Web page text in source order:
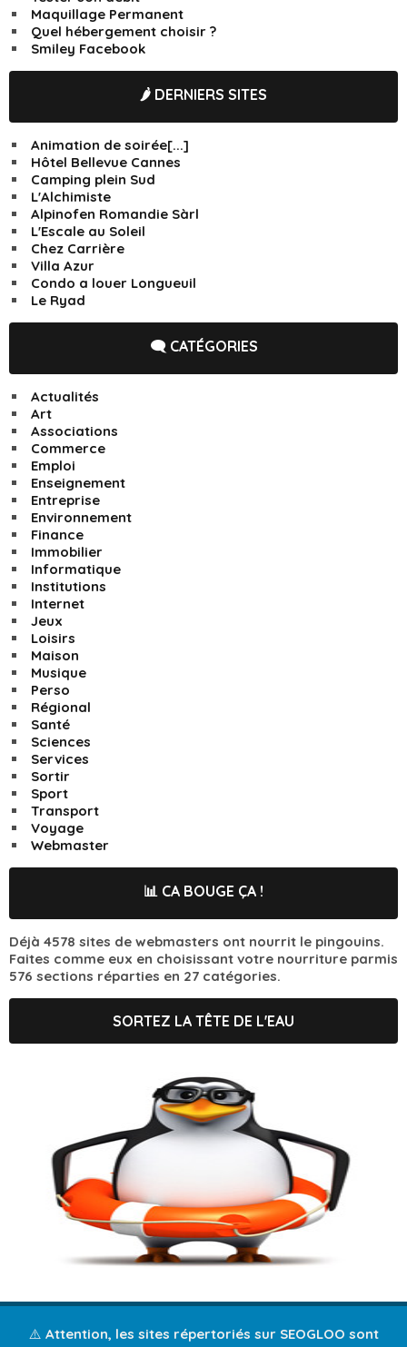
Maquillage Permanent
Quel hébergement choisir ?
Smiley Facebook
🌶️ DERNIERS SITES
Animation de soirée[...]
Hôtel Bellevue Cannes
Camping plein Sud
L'Alchimiste
Alpinofen Romandie Sàrl
L'Escale au Soleil
Chez Carrière
Villa Azur
Condo a louer Longueuil
Le Ryad
🗨️ CATÉGORIES
Actualités
Art
Associations
Commerce
Emploi
Enseignement
Entreprise
Environnement
Finance
Immobilier
Informatique
Institutions
Internet
Jeux
Loisirs
Maison
Musique
Perso
Régional
Santé
Sciences
Services
Sortir
Sport
Transport
Voyage
Webmaster
📊 CA BOUGE ÇA !
Déjà 4578 sites de webmasters ont nourrit le pingouins.
Faites comme eux en choisissant votre nourriture parmis
576 sections réparties en 27 catégories.
SORTEZ LA TÊTE DE L'EAU
⚠️ Attention, les sites répertoriés sur SEOGLOO sont